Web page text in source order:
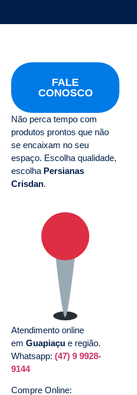
FALE
CONOSCO
Não perca tempo com
produtos prontos que não
se encaixam no seu
espaço. Escolha qualidade,
escolha Persianas
Crisdan.
Atendimento online
em Guapiaçu e região.
Whatsapp: (47) 9 9928-
9144
Compre Online: